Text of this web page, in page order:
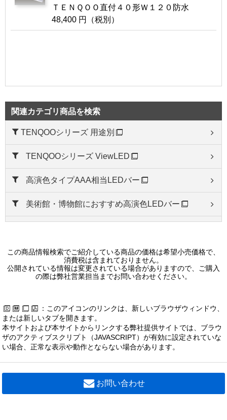
ＴＥＮＱＯＯ直付４０形Ｗ１２０防水
48,400 円（税別）
関連カテゴリ商品を検索
TENQOOシリーズ 用途別
TENQOOシリーズ ViewLED
高演色タイプAAA相当LEDバー
美術館・博物館におすすめ高演色LEDバー
LEDベースライト TENQOOシリーズ LinkLED Air
LEDベースライト TENQOOシリーズ
TENQOOシリーズ 無線T/Flecsシステム 直付形
TENQOOシリーズ 無線T/Flecsシステム 埋込形 下
面開放
TENQOOシリーズ 電磁波低減器具
この商品情報検索でご紹介している商品の価格は希望小売価格で、
消費税は含まれておりません。
公開されている情報は変更されている場合がありますので、ご購入
の際は弊社営業担当までお問い合わせください。
：このアイコンのリンクは、新しいブラウザウィンドウ、
または新しいタブを開きます。
本サイトおよび本サイトからリンクする弊社提供サイトでは、ブラウ
ザのアクティブスクリプト（JAVASCRIPT）が有効に設定されていな
い場合、正常な表示や動作とならない場合があります。
お問い合わせ